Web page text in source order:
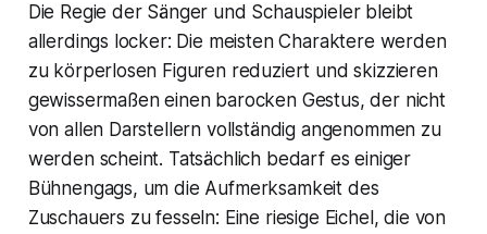
Die Regie der Sänger und Schauspieler bleibt
allerdings locker: Die meisten Charaktere werden
zu körperlosen Figuren reduziert und skizzieren
gewissermaßen einen barocken Gestus, der nicht
von allen Darstellern vollständig angenommen zu
werden scheint. Tatsächlich bedarf es einiger
Bühnengags, um die Aufmerksamkeit des
Zuschauers zu fesseln: Eine riesige Eichel, die von